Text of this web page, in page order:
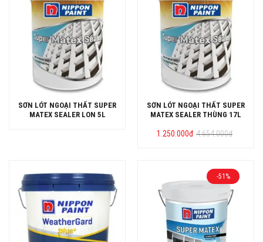
SƠN LÓT NGOẠI THẤT SUPER
MATEX SEALER LON 5L
SƠN LÓT NGOẠI THẤT SUPER
MATEX SEALER THÙNG 17L
4.654.000đ
Giá
1.250.000đ Giá
1.250.000đ.
-51%